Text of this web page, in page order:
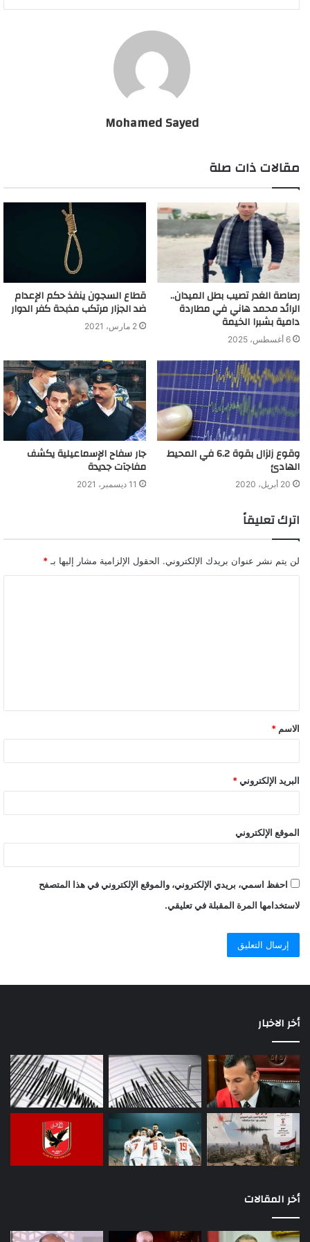
Mohamed Sayed
مقالات ذات صلة
رصاصة الغدر تصيب بطل الميدان..
الرائد محمد هاني في مطاردة
دامية بشبرا الخيمة
6 أغسطس، 2025
قطاع السجون ينفذ حكم الإعدام
ضد الجزار مرتكب مذبحة كفر الدوار
2 مارس، 2021
وقوع زلزال بقوة 6.2 في المحيط
الهادئ
20 أبريل، 2020
جار سفاح الإسماعيلية يكشف
مفاجآت جديدة
11 ديسمبر، 2021
اترك تعليقاً
لن يتم نشر عنوان بريدك الإلكتروني. الحقول الإلزامية مشار إليها بـ *
الاسم *
البريد الإلكتروني *
الموقع الإلكتروني
احفظ اسمي، بريدي الإلكتروني، والموقع الإلكتروني في هذا المتصفح
لاستخدامها المرة المقبلة في تعليقي.
أخر الاخبار
أخر المقالات